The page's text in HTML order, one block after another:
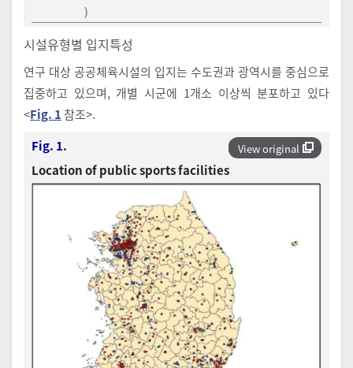
)
시설유형별 입지특성
연구 대상 공공체육시설의 입지는 수도권과 광역시를 중심으로
집중하고 있으며, 개별 시군에 1개소 이상씩 분포하고 있다
<Fig. 1 참조>.
View original
Fig. 1.
Location of public sports facilities